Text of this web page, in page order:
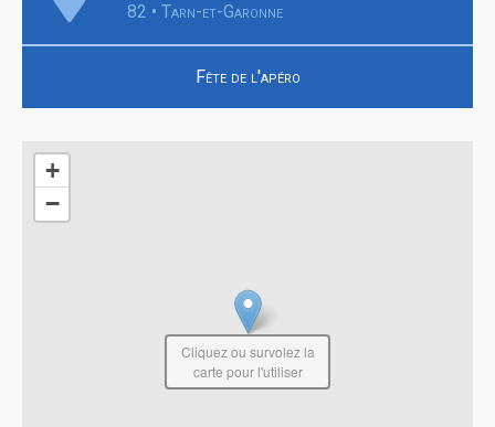
82 • Tarn-et-Garonne
Fête de l'apéro
+
−
Cliquez ou survolez la
carte pour l'utiliser